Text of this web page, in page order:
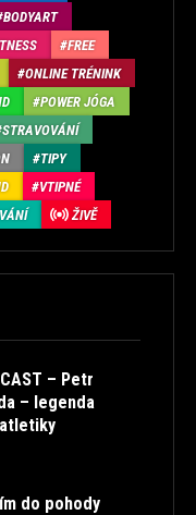
BODYART
FREE
ONLINE TRÉNINK
POWER JÓGA
STRAVOVÁNÍ
TIPY
VTIPNÉ
ŽIVĚ
– Petr
– legenda
do pohody